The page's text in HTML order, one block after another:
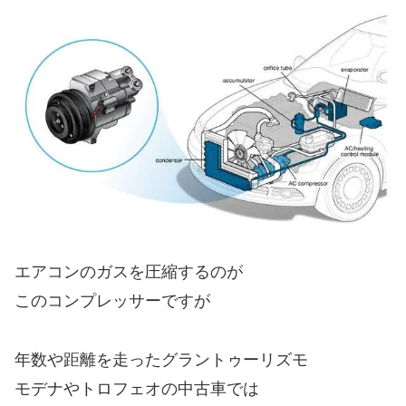
エアコンのガスを圧縮するのが
このコンプレッサーですが
年数や距離を走ったグラントゥーリズモ
モデナやトロフェオの中古車では